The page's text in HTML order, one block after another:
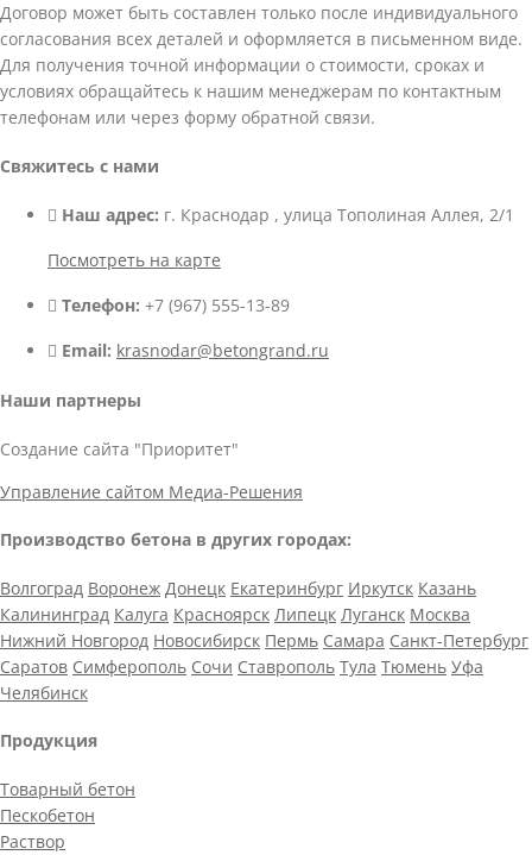
Договор может быть составлен только после индивидуального
согласования всех деталей и оформляется в письменном виде.
Для получения точной информации о стоимости, сроках и
условиях обращайтесь к нашим менеджерам по контактным
телефонам или через форму обратной связи.
Свяжитесь с нами
Наш адрес: г. Краснодар , улица Тополиная Аллея, 2/1
Посмотреть на карте
Телефон: +7 (967) 555-13-89
Email: krasnodar@betongrand.ru
Наши партнеры
Создание сайта "Приоритет"
Управление сайтом Медиа-Решения
Производство бетона в других городах:
Волгоград Воронеж Донецк Екатеринбург Иркутск Казань
Калининград Калуга Красноярск Липецк Луганск Москва
Нижний Новгород Новосибирск Пермь Самара Санкт-Петербург
Саратов Симферополь Сочи Ставрополь Тула Тюмень Уфа
Челябинск
Продукция
Товарный бетон
Пескобетон
Раствор